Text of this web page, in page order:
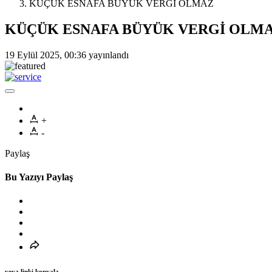
KÜÇÜK ESNAFA BÜYÜK VERGİ OLMAZ
KÜÇÜK ESNAFA BÜYÜK VERGİ
19 Eylül 2025, 00:36 yayınlandı
+
-
Paylaş
Bu Yazıyı Paylaş